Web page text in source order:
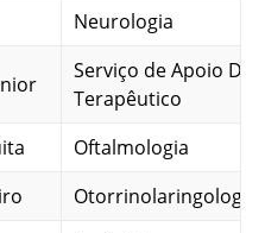
Neurologia
Serviço de Apoio
Terapêutico
Oftalmologia
Otorrinolaringologia